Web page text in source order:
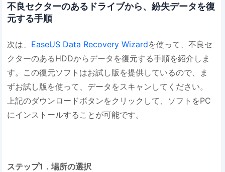
不良セクターのあるドライブから、紛失データを復
元する手順
次は、 EaseUS Data Recovery Wizardを使って、不良セ
クターのあるHDDからデータを復元する手順を紹介しま
す。この復元ソフトはお試し版を提供しているので、ま
ずお試し版を使って、データをスキャンしてください。
上記のダウンロードボタンをクリックして、ソフトをPC
にインストールすることが可能です。
ステップ1．場所の選択